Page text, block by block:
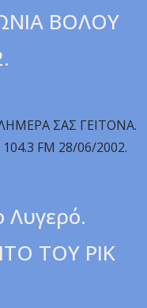
BOΛOY
ΣAΣ ΓEITONA.
FM 28/06/2002.
Λυγερό.
TOY PIK